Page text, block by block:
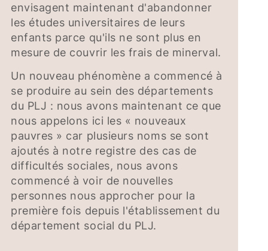
envisagent maintenant d'abandonner
les études universitaires de leurs
enfants parce qu'ils ne sont plus en
mesure de couvrir les frais de minerval.
Un nouveau phénomène a commencé à
se produire au sein des départements
du PLJ : nous avons maintenant ce que
nous appelons ici les « nouveaux
pauvres » car plusieurs noms se sont
ajoutés à notre registre des cas de
difficultés sociales, nous avons
commencé à voir de nouvelles
personnes nous approcher pour la
première fois depuis l'établissement du
département social du PLJ.